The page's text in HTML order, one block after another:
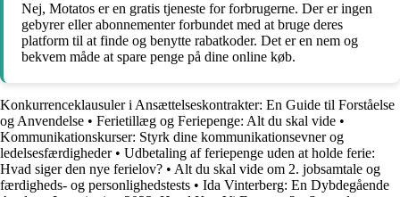
Nej, Motatos er en gratis tjeneste for forbrugerne. Der er ingen
gebyrer eller abonnementer forbundet med at bruge deres
platform til at finde og benytte rabatkoder. Det er en nem og
bekvem måde at spare penge på dine online køb.
Konkurrenceklausuler i Ansættelseskontrakter: En Guide til Forståelse
og Anvendelse • Ferietillæg og Feriepenge: Alt du skal vide •
Kommunikationskurser: Styrk dine kommunikationsevner og
ledelsesfærdigheder• Udbetaling af feriepenge uden at holde ferie:
Hvad siger den nye ferielov? • Alt du skal vide om 2. jobsamtale og
færdigheds- og personlighedstests • Ida Vinterberg: En Dybdegående